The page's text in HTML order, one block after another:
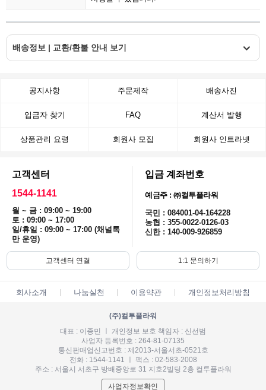
배송정보 | 교환/환불 안내 보기
공지사항 주문제작 배송사진
입금자 찾기 FAQ 계산서 발행
상품관리 요령 회원사 모집 회원사 인트라넷
고객센터
1544-1141
월 ~ 금 : 09:00 ~ 19:00
토 : 09:00 ~ 17:00
일/휴일 : 09:00 ~ 17:00 (채널톡
만 운영)
입금 계좌번호
예금주 : ㈜컬투플라워
국민 : 084001-04-164228
농협 : 355-0022-0126-03
신한 : 140-009-926859
고객센터 연결 1:1 문의하기
회사소개 나눔실천 이용약관 개인정보처리방침
(주)컬투플라워
대표 : 이종민 ㅣ 개인정보 보호 책임자 : 신선범
사업자 등록번호 : 264-81-07135
통신판매업신고번호 : 제2013-서울서초-0521호
전화 : 1544-1141 ㅣ 팩스 : 02-583-2008
주소 : 서울시 서초구 방배중앙로 31 지호2빌딩 2층 컬투플라워
사업자정보확인